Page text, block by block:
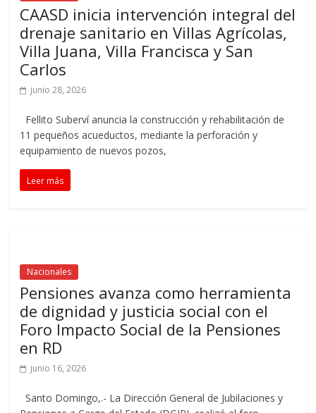
CAASD inicia intervención integral del
drenaje sanitario en Villas Agrícolas,
Villa Juana, Villa Francisca y San
Carlos
junio 28, 2026
Fellito Suberví anuncia la construcción y rehabilitación de
11 pequeños acueductos, mediante la perforación y
equipamiento de nuevos pozos,
Leer más
Nacionales
Pensiones avanza como herramienta
de dignidad y justicia social con el
Foro Impacto Social de la Pensiones
en RD
junio 16, 2026
Santo Domingo,.- La Dirección General de Jubilaciones y